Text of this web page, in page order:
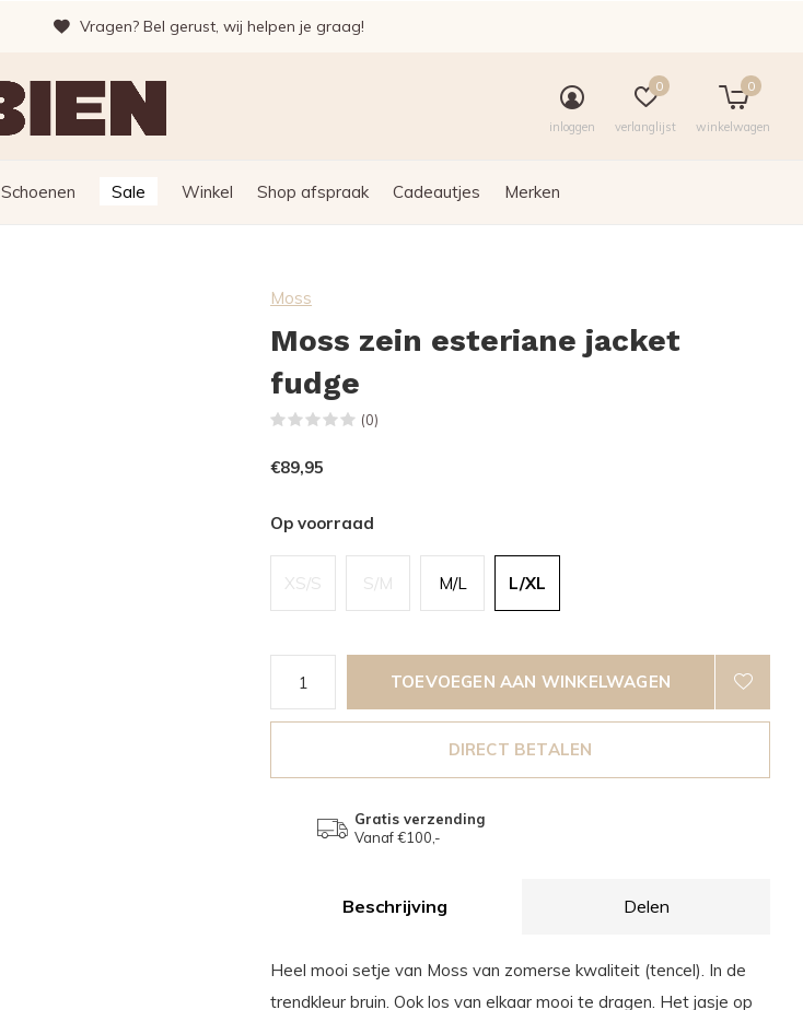
Schoenen Sale Winkel Shop afspraak Cadeautjes Merken
inloggen verlanglijst
0
winkelwagen
0
Vragen? Bel gerust, wij helpen je graag!
Moss
Moss zein esteriane jacket
fudge
(0)
€89,95
Op voorraad
XS/S S/M M/L L/XL
TOEVOEGEN AAN WINKELWAGEN
DIRECT BETALEN
Gratis verzending
Vanaf €100,-
Beschrijving Delen
Heel mooi setje van Moss van zomerse kwaliteit (tencel). In de
trendkleur bruin. Ook los van elkaar mooi te dragen. Het jasje op